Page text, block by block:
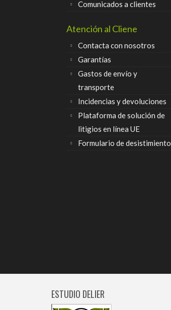
Comunicados a clientes
Atención al Cliene
Contacta con nosotros
Garantías
Gastos de envío y
transporte
Incidencias y devoluciones
Plataforma de solución de
litigios en línea UE
Formulario de desistimiento
ESTUDIO DELIER